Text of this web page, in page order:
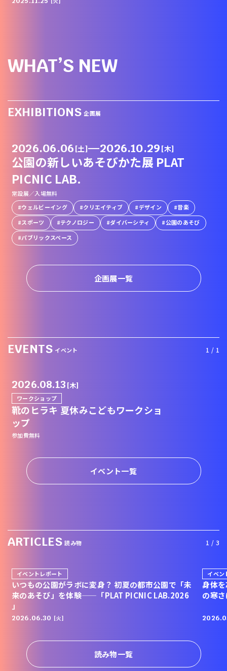
[火]
WHAT’S NEW
EXHIBITIONS 企画展
2026.06.06 [土] —2026.10.29 [木]
公園の新しいあそびかた展 PLAT
PICNIC LAB.
常設展／入場無料
ウェルビーイング
クリエイティブ デザイン
音楽
スポーツ
テクノロジー ダイバーシティ
公園のあそび
パブリックスペース
企画展一覧
EVENTS イベント 1 / 1
2026.08.13 [木]
ワークショップ
靴のヒラキ 夏休みこどもワークショ
ップ
参加費無料
イベント一覧
ARTICLES 読み物 1 / 3
イベントレポート
いつもの公園がラボに変身？ 初夏の都市公園で「未
来のあそび」を体験——「PLAT PICNIC LAB.2026
」
2026.06.30 [火]
イベン
身体
の寒
読み物一覧